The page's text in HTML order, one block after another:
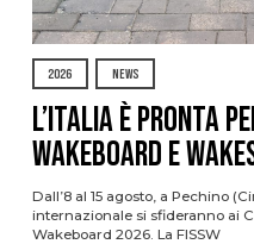
2026 NEWS
L’Italia è pronta
Wakeboard e
Dall’8 al 15 agosto, a Pechino
internazionale si sfideranno ai
Wakeboard 2026. La FISSW